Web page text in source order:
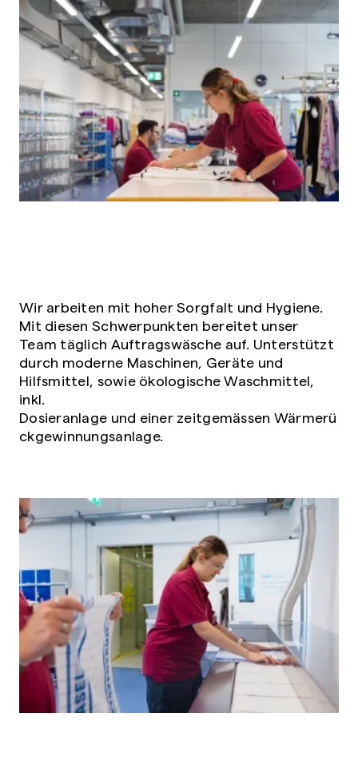
Wir arbeiten mit hoher Sorgfalt und Hygiene.
Mit diesen Schwerpunkten bereitet unser
Team täglich Auftragswäsche auf. Unterstützt
durch moderne Maschinen, Geräte und
Hilfsmittel, sowie ökologische Waschmittel,
inkl.
Dosieranlage und einer zeitgemässen Wärmerü
ckgewinnungsanlage.